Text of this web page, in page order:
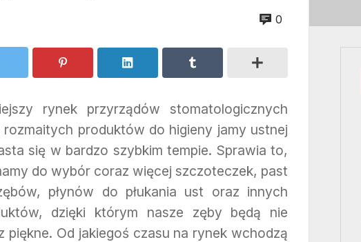
0
rynek przyrządów stomatologicznych
rozmaitych produktów do higieny jamy ustnej
się w bardzo szybkim tempie. Sprawia to,
do wybór coraz więcej szczoteczek, past
płynów do płukania ust oraz innych
dzięki którym nasze zęby będą nie
Od jakiegoś czasu na rynek wchodzą